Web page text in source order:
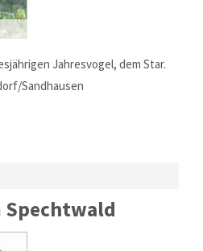
Jahresvogel, dem Star.
Sandhausen